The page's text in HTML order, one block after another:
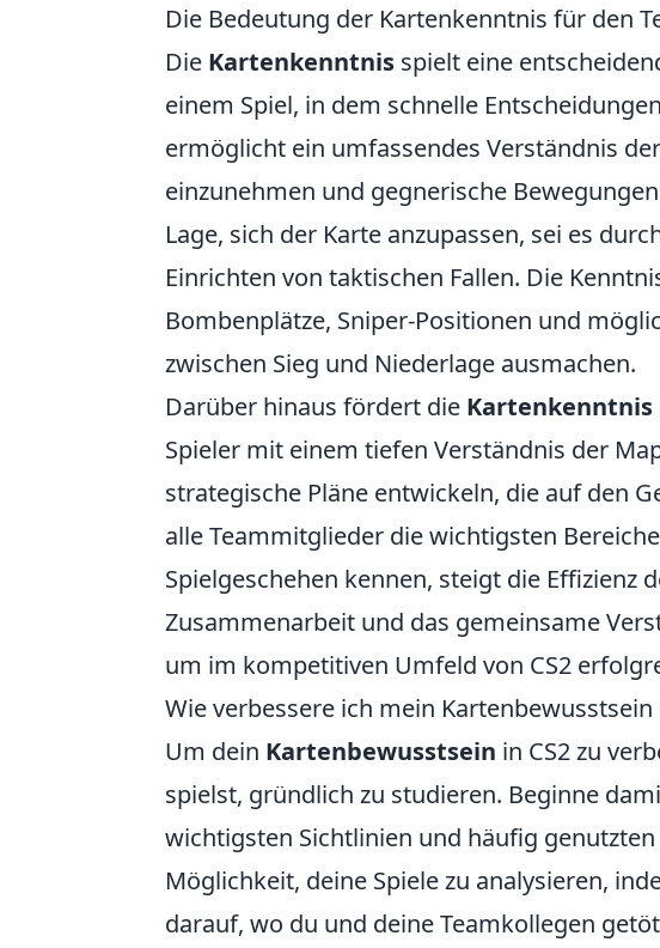
Die Bedeutung der Kartenkenntnis für den
Die Kartenkenntnis spielt eine
einem Spiel, in dem schnelle
ermöglicht ein umfassendes Verständnis
einzunehmen und gegnerische
Lage, sich der Karte anzupassen, sei es
Einrichten von taktischen Fallen. Die
Bombenplätze, Sniper-Positionen und
zwischen Sieg und Niederlage ausmachen.
Darüber hinaus fördert die Kartenkenntnis
Spieler mit einem tiefen Verständnis der
strategische Pläne entwickeln, die auf den
alle Teammitglieder die wichtigsten
Spielgeschehen kennen, steigt die Effizienz
Zusammenarbeit und das gemeinsame
um im kompetitiven Umfeld von CS2
Wie verbessere ich mein Kartenbewusstsein
Um dein Kartenbewusstsein in CS2 zu
spielst, gründlich zu studieren. Beginne
wichtigsten Sichtlinien und häufig
Möglichkeit, deine Spiele zu analysieren,
darauf, wo du und deine Teamkollegen